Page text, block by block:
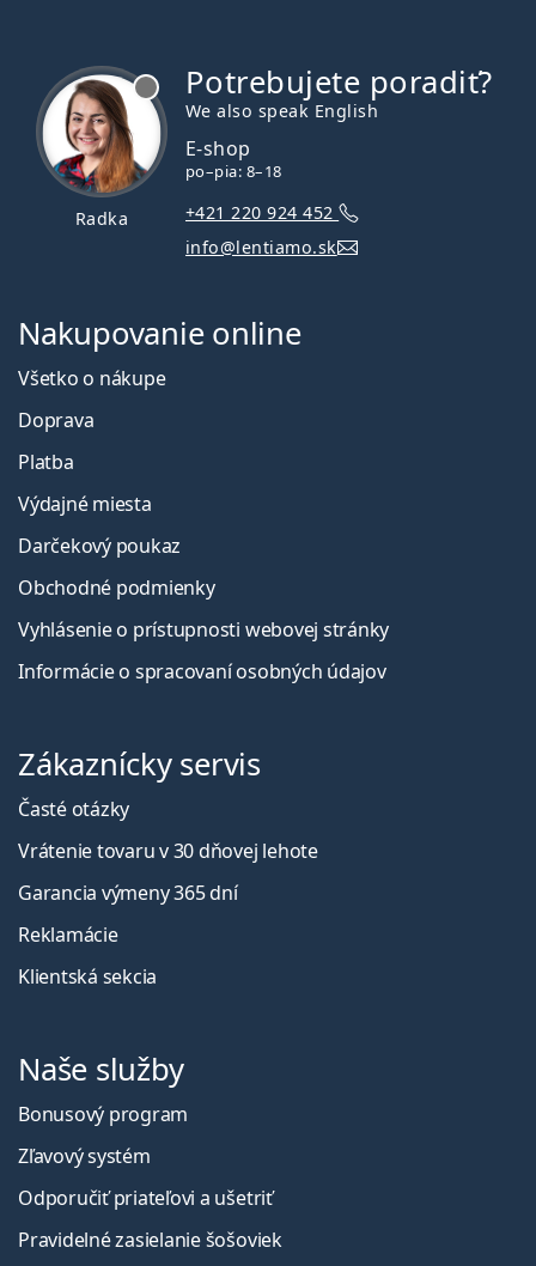
Radka
Potrebujete poradiť?
We also speak English
E-shop
po–pia: 8–18
+421 220 924 452
info@lentiamo.sk
Nakupovanie online
Všetko o nákupe
Doprava
Platba
Výdajné miesta
Darčekový poukaz
Obchodné podmienky
Vyhlásenie o prístupnosti webovej stránky
Informácie o spracovaní osobných údajov
Zákaznícky servis
Časté otázky
Vrátenie tovaru v 30 dňovej lehote
Garancia výmeny 365 dní
Reklamácie
Klientská sekcia
Naše služby
Bonusový program
Zľavový systém
Odporučiť priateľovi a ušetriť
Pravidelné zasielanie šošoviek